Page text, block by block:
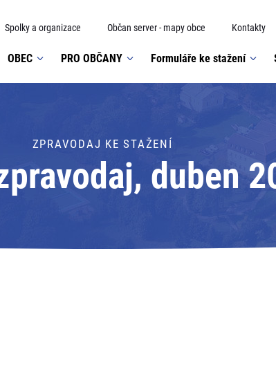
Spolky a organizace Občan server - mapy obce Kontakty
OBEC PRO OBČANY Formuláře ke stažení
ZPRAVODAJ KE STAŽENÍ
duben